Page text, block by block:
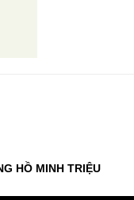
HỒ MINH TRIỆU